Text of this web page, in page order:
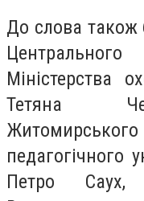
До слова також
Міністерства
Тетяна
педагогічного
Петро Саух,